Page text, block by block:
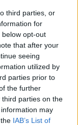
third parties, or
for
opt-out
that after your
seeing
utilized by
parties prior to
the further
parties on the
may
IAB’s List of
Cuba